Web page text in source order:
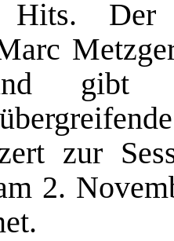
Hits. Der
gibt
zur
2.